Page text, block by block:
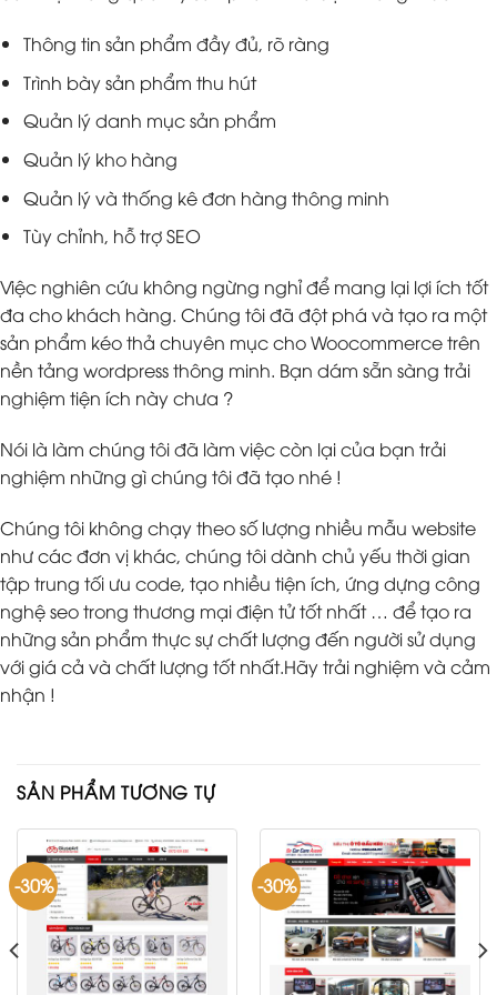
Thông tin sản phẩm đầy đủ, rõ ràng
Trình bày sản phẩm thu hút
Quản lý danh mục sản phẩm
Quản lý kho hàng
Quản lý và thống kê đơn hàng thông minh
Tùy chỉnh, hỗ trợ SEO
Việc nghiên cứu không ngừng nghỉ để mang lại lợi ích tốt
đa cho khách hàng. Chúng tôi đã đột phá và tạo ra một
sản phẩm kéo thả chuyên mục cho Woocommerce trên
nền tảng wordpress thông minh. Bạn dám sẵn sàng trải
nghiệm tiện ích này chưa ?
Nói là làm chúng tôi đã làm việc còn lại của bạn trải
nghiệm những gì chúng tôi đã tạo nhé !
Chúng tôi không chạy theo số lượng nhiều mẫu website
như các đơn vị khác, chúng tôi dành chủ yếu thời gian
tập trung tối ưu code, tạo nhiều tiện ích, ứng dựng công
nghệ seo trong thương mại điện tử tốt nhất … để tạo ra
những sản phẩm thực sự chất lượng đến người sử dụng
với giá cả và chất lượng tốt nhất.Hãy trải nghiệm và cảm
nhận !
SẢN PHẨM TƯƠNG TỰ
-30% -30%